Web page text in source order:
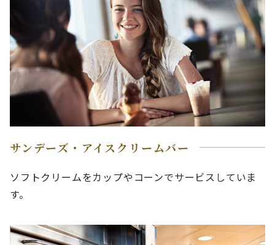
サンデーズ・アイスクリームバー
ソフトクリームをカップやコーンでサービスしていま
す。